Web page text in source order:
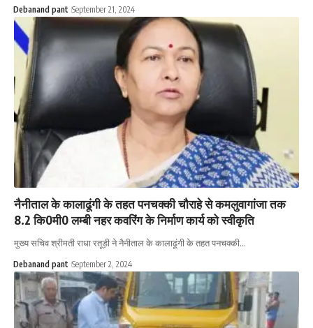
Debanand pant September 21, 2024
नैनीताल के कालाढूंगी के तहत पनचक्की चौराहे से कमलुवागांजा तक
8.2 कि0मी0 लम्बी नहर कवरिंग के निर्माण कार्य को स्वीकृति
मुख्य सचिव श्रीमती राधा रतूड़ी ने नैनीताल के कालाढूंगी के तहत पनचक्की…
Debanand pant September 2, 2024